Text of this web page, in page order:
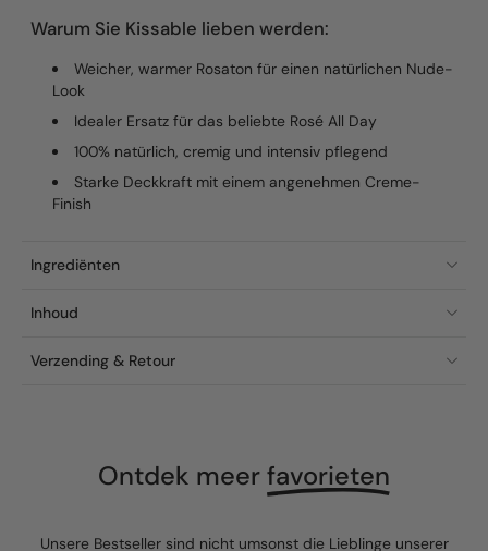
Warum Sie Kissable lieben werden:
Weicher, warmer Rosaton für einen natürlichen Nude-
Look
Idealer Ersatz für das beliebte Rosé All Day
100% natürlich, cremig und intensiv pflegend
Starke Deckkraft mit einem angenehmen Creme-
Finish
Ingrediënten
Inhoud
Verzending & Retour
Ontdek meerfavorieten
Unsere Bestseller sind nicht umsonst die Lieblinge unserer